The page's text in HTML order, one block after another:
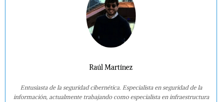
Raúl Martínez
Entusiasta de la seguridad cibernética. Especialista en seguridad de la
información, actualmente trabajando como especialista en infraestructura